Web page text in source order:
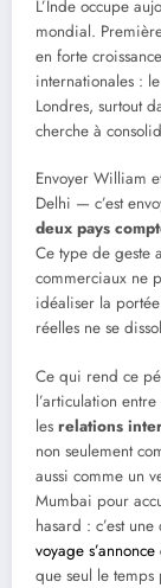
L’Inde occupe
mondial.
en forte
internationales :
Londres, surtout
cherche à
Envoyer William
Delhi — c’est
deux pays
Ce type de geste
commerciaux ne
idéaliser la
réelles ne se
Ce qui rend ce
l’articulation
les relations
non seulement
aussi comme un
Mumbai pour
hasard : c’est
voyage
que seul le